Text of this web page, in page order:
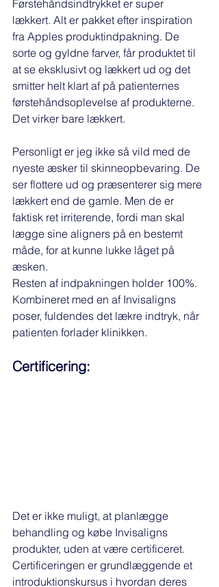
Førstehåndsindtrykket er super
lækkert. Alt er pakket efter inspiration
fra Apples produktindpakning. De
sorte og gyldne farver, får produktet til
at se eksklusivt og lækkert ud og det
smitter helt klart af på patienternes
førstehåndsoplevelse af produkterne.
Det virker bare lækkert.
Personligt er jeg ikke så vild med de
nyeste æsker til skinneopbevaring. De
ser flottere ud og præsenterer sig mere
lækkert end de gamle. Men de er
faktisk ret irriterende, fordi man skal
lægge sine aligners på en bestemt
måde, for at kunne lukke låget på
æsken.
Resten af indpakningen holder 100%.
Kombineret med en af Invisaligns
poser, fuldendes det lækre indtryk, når
patienten forlader klinikken.
Certificering:
Det er ikke muligt, at planlægge
behandling og købe Invisaligns
produkter, uden at være certificeret.
Certificeringen er grundlæggende et
introduktionskursus i hvordan deres